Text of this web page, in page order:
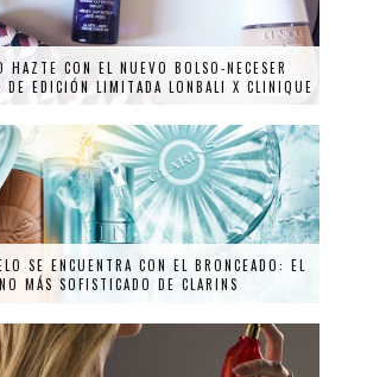
HAZTE CON EL NUEVO BOLSO-NECESER
DE EDICIÓN LIMITADA LONBALI X CLINIQUE
SE ENCUENTRA CON EL BRONCEADO: EL
MÁS SOFISTICADO DE CLARINS